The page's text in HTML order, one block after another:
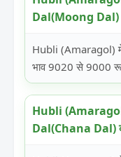
Dal(Moong Dal)
Hubli (Amaragol)
भाव 9020 से 9000
Hubli
Dal(Chana Dal)